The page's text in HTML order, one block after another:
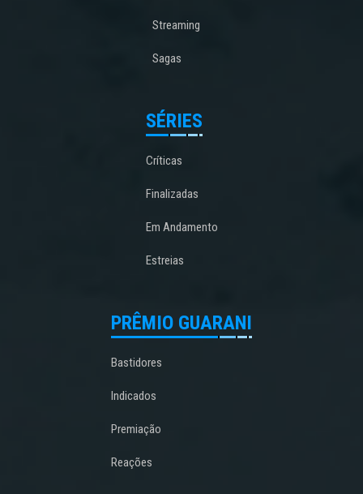
Streaming
Sagas
SÉRIES
Críticas
Finalizadas
Em Andamento
Estreias
PRÊMIO GUARANI
Bastidores
Indicados
Premiação
Reações